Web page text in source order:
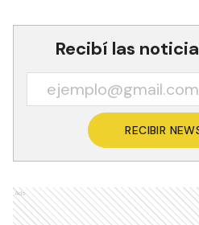
Recibí las
RECIBIR
Ads